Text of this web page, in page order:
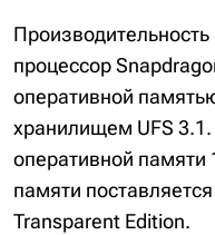
процессор
оперативной
хранилищем UFS
оперативной памяти
памяти
Transparent Edition.